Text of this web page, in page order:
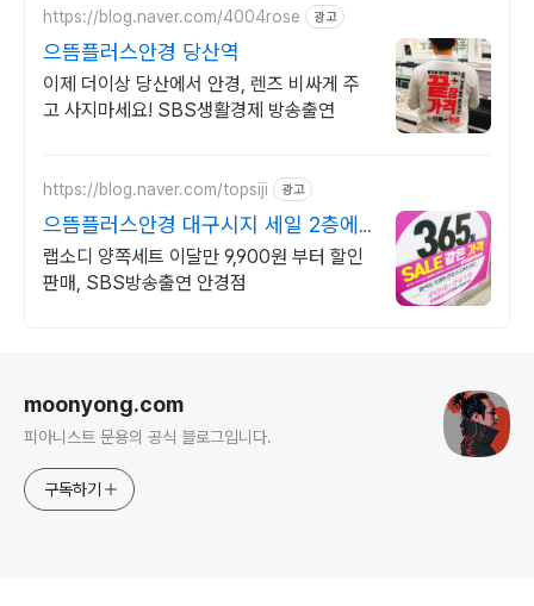
https://blog.naver.com/4004rose 광고
으뜸플러스안경 당산역
이제 더이상 당산에서 안경, 렌즈 비싸게 주
고 사지마세요! SBS생활경제 방송출연
https://blog.naver.com/topsiji 광고
으뜸플러스안경 대구시지 세일 2층에
오픈해 더싸게 팝니다
랩소디 양쪽세트 이달만 9,900원 부터 할인
판매, SBS방송출연 안경점
moonyong.com
피아니스트 문용의 공식 블로그입니다.
구독하기